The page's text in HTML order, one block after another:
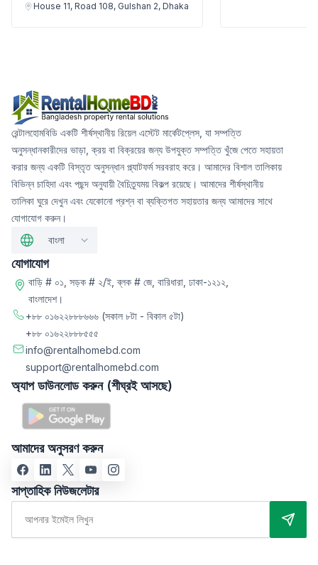
House 11, Road 108, Gulshan 2, Dhaka
রেন্টালহোমবিডি একটি শীর্ষস্থানীয় রিয়েল এস্টেট মার্কেটপ্লেস, যা সম্পত্তি
অনুসন্ধানকারীদের ভাড়া, ক্রয় বা বিক্রয়ের জন্য উপযুক্ত সম্পত্তি খুঁজে পেতে সহায়তা
করার জন্য একটি বিস্তৃত অনুসন্ধান প্ল্যাটফর্ম সরবরাহ করে। আমাদের বিশাল তালিকায়
বিভিন্ন চাহিদা এবং পছন্দ অনুযায়ী বৈচিত্র্যময় বিকল্প রয়েছে। আমাদের শীর্ষস্থানীয়
তালিকা ঘুরে দেখুন এবং যেকোনো প্রশ্ন বা ব্যক্তিগত সহায়তার জন্য আমাদের সাথে
যোগাযোগ করুন।
বাংলা
যোগাযোগ
বাড়ি # ০১, সড়ক # ২/ই, ব্লক # জে, বারিধারা, ঢাকা-১২১২,
বাংলাদেশ।
+৮৮ ০১৬২২৮৮৮৬৬৬ (সকাল ৮টা - বিকাল ৫টা)
+৮৮ ০১৬২২৮৮৮৫৫৫
info@rentalhomebd.com
support@rentalhomebd.com
অ্যাপ ডাউনলোড করুন (শীঘ্রই আসছে)
আমাদের অনুসরণ করুন
সাপ্তাহিক নিউজলেটার